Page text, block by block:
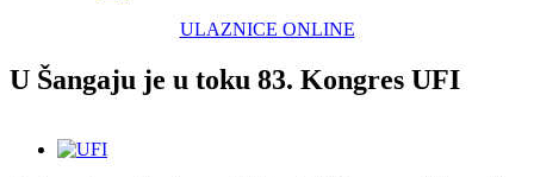
ULAZNICE ONLINE
U Šangaju je u toku 83. Kongres UFI
View